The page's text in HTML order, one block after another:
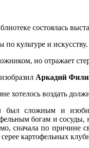
состоялась
по культуре и искусству.
но отражает
Аркадий
хотелось воздать
был сложным и
богам и
сначала по
картофельных